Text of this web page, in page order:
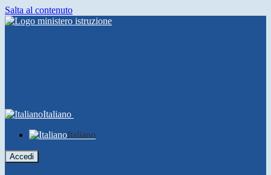
Salta al contenuto
Italiano
Italiano
Accedi